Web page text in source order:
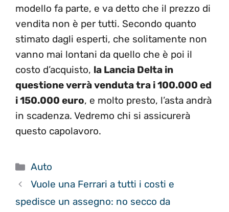
modello fa parte, e va detto che il prezzo di
vendita non è per tutti. Secondo quanto
stimato dagli esperti, che solitamente non
vanno mai lontani da quello che è poi il
costo d’acquisto, la Lancia Delta in
questione verrà venduta tra i 100.000 ed
i 150.000 euro, e molto presto, l’asta andrà
in scadenza. Vedremo chi si assicurerà
questo capolavoro.
Categorie
Auto
Vuole una Ferrari a tutti i costi e
spedisce un assegno: no secco da